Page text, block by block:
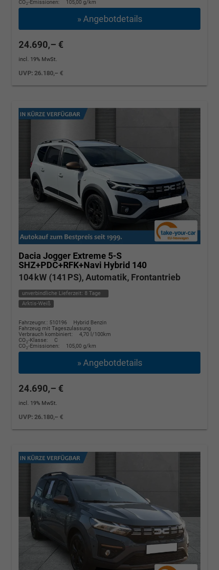
CO2-Emissionen: 105,00 g/km
» Angebotdetails
24.690,– €
incl. 19% MwSt.
UVP:26.180,– €
Dacia Jogger Extreme 5-S
SHZ+PDC+RFK+Navi Hybrid 140
104 kW (141 PS), Automatik, Frontantrieb
unverbindliche Lieferzeit: 8 Tage
Arktis-Weiß
Fahrzeugnr.: 510196
Hybrid Benzin
Fahrzeug mit Tageszulassung
Verbrauch kombiniert:
4,70 l/100km
CO2-Klasse:
C
CO2-Emissionen: 105,00 g/km
» Angebotdetails
24.690,– €
incl. 19% MwSt.
UVP:26.180,– €